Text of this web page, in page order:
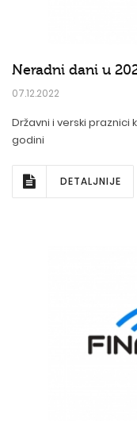
Neradni dani u
07.12.2022
Državni i verski praznici
godini
DETALJNIJE